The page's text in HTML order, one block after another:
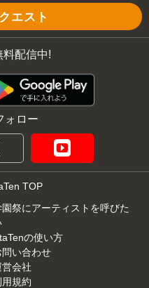
エスト
料配信中!
ォロー
TOP
園祭にアーティストを呼びた
の使い方
問い合わせ
営会社
用規約